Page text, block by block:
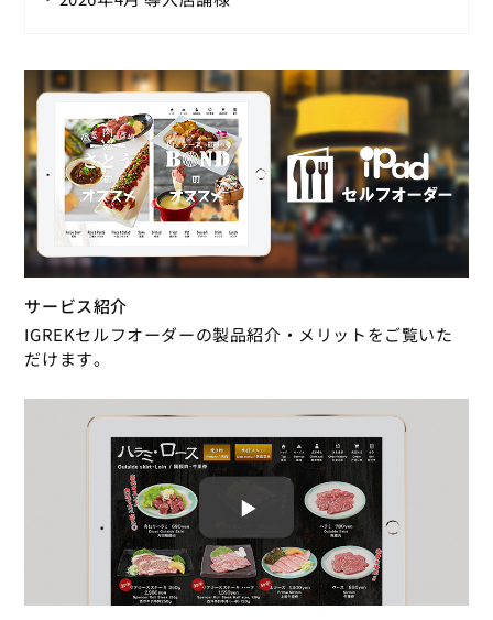
サービス紹介
IGREKセルフオーダーの製品紹介・メリットをご覧いた
だけます。